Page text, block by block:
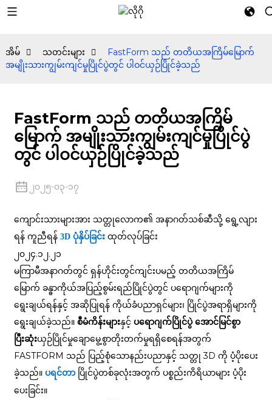
အိမ် သတင်းများ
FastForm သည် တတိယအကြိမ်မြောက်
အမျိုးသားကျွမ်းကျင်မှုပြိုင်ပွဲတွင် ပါဝင်ယှဉ်ပြိုင်ခဲ့သည်
FastForm သည် တတိယအကြိမ်
မြောက် အမျိုးသားကျွမ်းကျင်မှုပြိုင်ပွဲ
တွင် ပါဝင်ယှဉ်ပြိုင်ခဲ့သည်
၂၀၂၅-၀၃-၁၇
ကျောင်းသားများအား သတ္တုလောက၏ အနာဂတ်သစ်ဆီသို့ ရွေ့လျား
ရန် ကူညီရန် 3D ပုံနှိပ်ခြင်းထုတ်လုပ်ခြင်း
၂၀၂၄.၁၂.၂၁
မကြာမီအနာဂတ်တွင် ရှန်ဟိုင်းတွင်ကျင်းပမည့် တတိယအကြိမ်
မြောက် ခန္ဓာကိုယ်အပြည့်စွမ်းရည်ပြိုင်ပွဲတွင် ပရောဂျက်များကို
ရွေးချယ်ရန်နှင့် အဆိုပြုရန် ကိုယ်ခံပညာရှင်များ၊ ပြိုင်ပွဲအရာရှိများကို
ရွေးချယ်ခဲ့သည်။ စီမံကိန်းများနှင့် ပရောဂျက်ပြိုင်ပွဲ အောင်မြင်စွာ
ပြီးဆုံးယှဉ်ပြိုင်မှုချောမွေ့စွာတိုးတက်မှုရရှိစေရန်အတွက်
FASTFORM သည် ပြည့်စုံသောနည်းပညာနှင့် သတ္တု 3D ကို ပံ့ပိုးပေး
ခဲ့သည်။ ပရင်တာပြိုင်ပွဲတစ်ခုလုံးအတွက် ပစ္စည်းကိရိယာများ ပံ့ပိုး
ပေးခြင်း။